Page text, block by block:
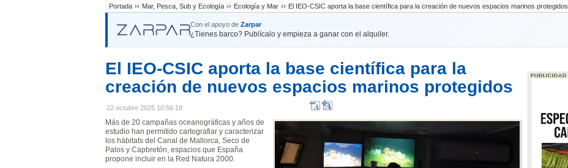
Portada ›› Mar, Pesca, Sub y Ecología ›› Ecología y Mar ›› El IEO-CSIC aporta la base científica para la creación de nuevos espacios marinos protegidos
Con el apoyo de Zarpar
¿Tienes barco? Publícalo y empieza a ganar con el alquiler.
El IEO-CSIC aporta la base científica para la
creación de nuevos espacios marinos protegidos
22 octubre 2025 10:56:18
Más de 20 campañas oceanográficas y años de
estudio han permitido cartografiar y caracterizar
los hábitats del Canal de Mallorca, Seco de
Palos y Capbretón, espacios que España
propone incluir en la Red Natura 2000.